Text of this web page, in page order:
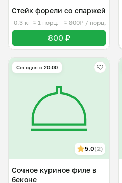
Стейк форели со спаржей
0.3 кг ≈ 1 порц. ≈ 800₽ / порц.
800 ₽
Сегодня с 20:00
5.0(2)
Сочное куриное филе в
беконе